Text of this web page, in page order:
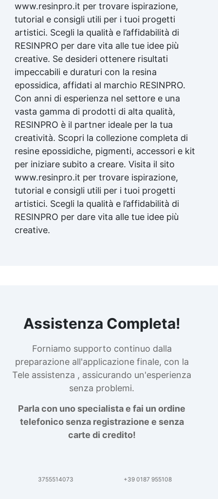
www.resinpro.it per trovare ispirazione,
tutorial e consigli utili per i tuoi progetti
artistici. Scegli la qualità e l’affidabilità di
RESINPRO per dare vita alle tue idee più
creative. Se desideri ottenere risultati
impeccabili e duraturi con la resina
epossidica, affidati al marchio RESINPRO.
Con anni di esperienza nel settore e una
vasta gamma di prodotti di alta qualità,
RESINPRO è il partner ideale per la tua
creatività. Scopri la collezione completa di
resine epossidiche, pigmenti, accessori e kit
per iniziare subito a creare. Visita il sito
www.resinpro.it per trovare ispirazione,
tutorial e consigli utili per i tuoi progetti
artistici. Scegli la qualità e l’affidabilità di
RESINPRO per dare vita alle tue idee più
creative.
Assistenza Completa!
Forniamo supporto continuo dalla
preparazione all'applicazione finale, con la
Tele assistenza , assicurando un'esperienza
senza problemi.
Parla con uno specialista e fai un ordine
telefonico senza registrazione e senza
carte di credito!
3755514073 +39 0187 955108